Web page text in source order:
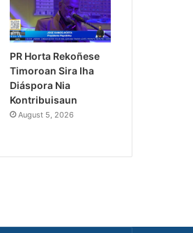
PR Horta Rekoñese
Timoroan Sira Iha
Diáspora Nia
Kontribuisaun
August 5, 2026